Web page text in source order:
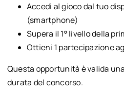
Accedi al gioco dal tuo
(smartphone)
Supera il 1° livello della
Ottieni 1 partecipazione
Questa opportunità è valida
durata del concorso.